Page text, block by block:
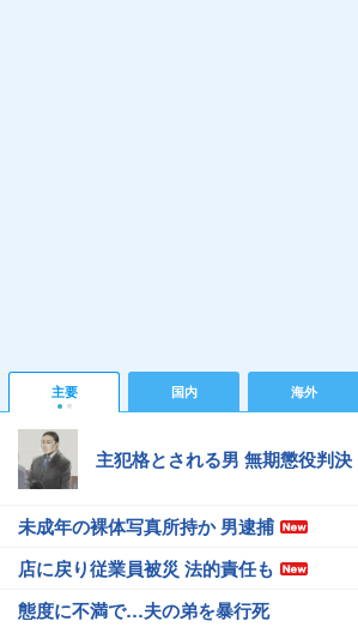
主要 国内 海外
主犯格とされる男 無期懲役判決
未成年の裸体写真所持か 男逮捕
店に戻り従業員被災 法的責任も
態度に不満で…夫の弟を暴行死